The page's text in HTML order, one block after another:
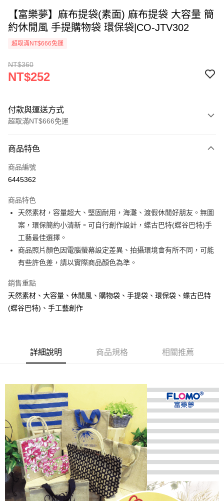
【富樂夢】麻布提袋(素面) 麻布提袋 大容量 簡
約休閒風 手提購物袋 環保袋|CO-JTV302
超取滿NT$666免運
NT$360
NT$252
付款與運送方式
超取滿NT$666免運
信用卡一次付款
超商取貨付款
Apple Pay
街口支付
悠遊付
AFTEE先享後付
相關說明
AFTEE先享後付是「在收到商品之後才付款」的支付方式。 讓您購物簡單
便利好安心！
【「AFTEE先享後付」結帳流程】
１．於結帳方式選擇「AFTEE先享後付」後，將跳轉至「AFTEE先享後付」
３．收到繳費通知簡訊後14天內，點擊此簡訊中的連結，可透過四大超商／
ATM／網路銀行／等多元方式進行付款，方視為交易完成。
※ 請注意：結帳手續完成當下不需立刻繳費，但若您需要取消訂單，請聯絡
購買商品的店家。未經商家同意取消之訂單仍視為有效，需透過AFTEE先享
後付繳納相關費用。
※ 交易是否成功請以「AFTEE先享後付 」之結帳頁面顯示為準，若有關於
是否繳費成功／繳費後需取消欲退款等相關疑問，請聯繫「AFTEE先享後付
客戶支援中心」https://netprotections.freshdesk.com/support/home
【注意事項】
１．透過由恩沛科技股份有限公司提供之「AFTEE先享後付」服務完成之交
易，需依本服務之必要範圍內提供個人資料，並將交易相關給付款項請求債
權轉讓予恩沛科技股份有限公司。
ATM付款
每筆NT$80，滿NT$666(含以上)免運費
每筆NT$80，滿NT$666(含以上)免運費
宅配
每筆NT$80，滿NT$666(含以上)免運費
離島宅配
每筆NT$280
商品特色
商品編號
6445362
商品特色
天然素材，容量超大、堅固耐用，海灘、渡假休閒好朋友。無圖
案，環保簡約小清新。可自行創作設計，蝶古巴特(蝶谷巴特)手
工藝最佳選擇。
商品照片顏色因電腦螢幕設定差異、拍攝環境會有所不同，可能
有些許色差，請以實際商品顏色為準。
銷售重點
天然素材、大容量、休閒風、購物袋、手提袋、環保袋、蝶古巴特
(蝶谷巴特)、手工藝創作
詳細說明 商品規格 相關推薦